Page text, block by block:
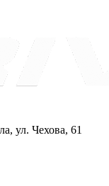
ул. Чехова, 61